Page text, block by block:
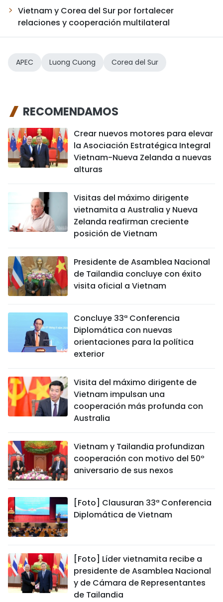
Vietnam y Corea del Sur por fortalecer
relaciones y cooperación multilateral
APEC Luong Cuong Corea del Sur
RECOMENDAMOS
Crear nuevos motores para elevar
la Asociación Estratégica Integral
Vietnam-Nueva Zelanda a nuevas
alturas
Visitas del máximo dirigente
vietnamita a Australia y Nueva
Zelanda reafirman creciente
posición de Vietnam
Presidente de Asamblea Nacional
de Tailandia concluye con éxito
visita oficial a Vietnam
Concluye 33ª Conferencia
Diplomática con nuevas
orientaciones para la política
exterior
Visita del máximo dirigente de
Vietnam impulsan una
cooperación más profunda con
Australia
Vietnam y Tailandia profundizan
cooperación con motivo del 50º
aniversario de sus nexos
[Foto] Clausuran 33ª Conferencia
Diplomática de Vietnam
[Foto] Líder vietnamita recibe a
presidente de Asamblea Nacional
y de Cámara de Representantes
de Tailandia